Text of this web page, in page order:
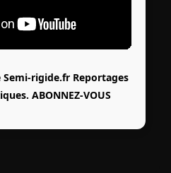
rigide.fr Reportages
ABONNEZ-VOUS